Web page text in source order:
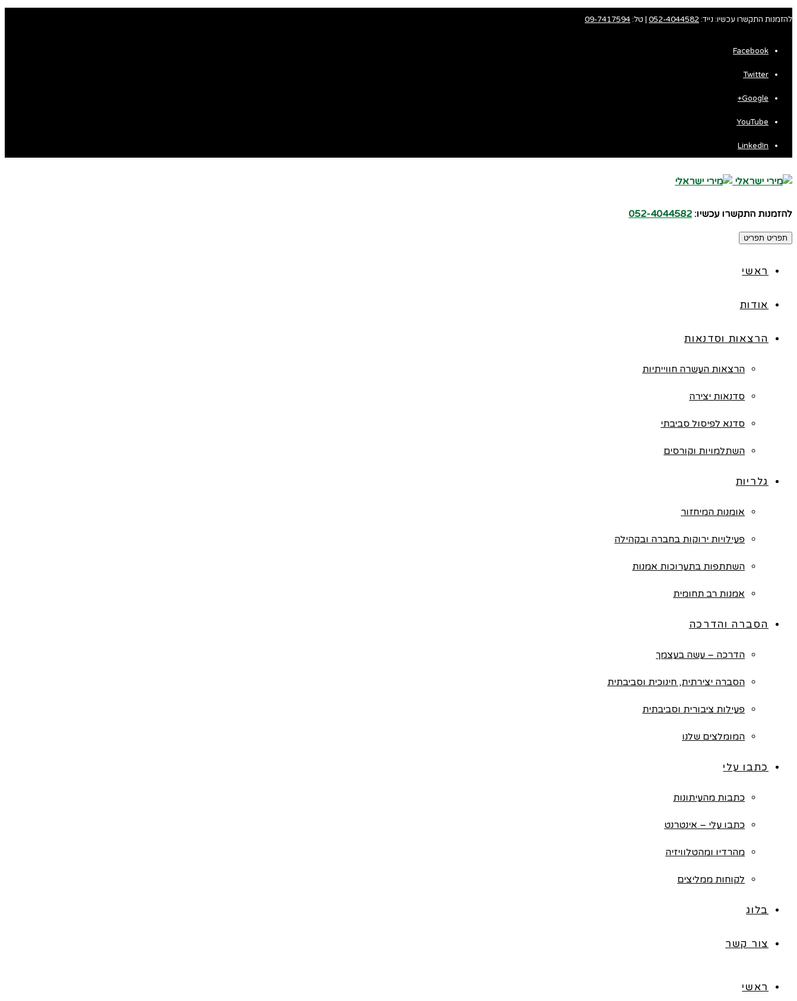
להזמנות התקשרו עכשיו: נייד: 052-4044582 | טל:09-7417594
Facebook
Twitter
Google+
YouTube
LinkedIn
להזמנות התקשרו עכשיו: 052-4044582
תפריט תפריט
ראשי
אודות
הרצאות וסדנאות
הרצאות העשרה חווייתיות
סדנאות יצירה
סדנא לפיסול סביבתי
השתלמויות וקורסים
גלריות
אומנות המיחזור
פעילויות ירוקות בחברה ובקהילה
השתתפות בתערוכות אמנות
אמנות רב תחומית
הסברה והדרכה
הדרכה – עשה בעצמך
הסברה יצירתית, חינוכית וסביבתית
פעילות ציבורית וסביבתית
המומלצים שלנו
כתבו עלי
כתבות מהעיתונות
כתבו עלי – אינטרנט
מהרדיו ומהטלוויזיה
לקוחות ממליצים
בלוג
צור קשר
ראשי